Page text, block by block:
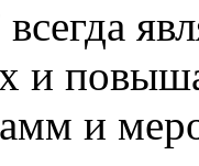
и
и